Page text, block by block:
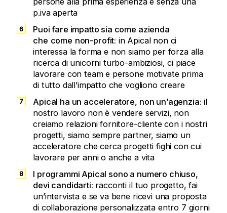
p.iva aperta
Puoi fare impatto sia come azienda
che come non-profit: in Apical non ci
interessa la forma e non siamo per forza alla
ricerca di unicorni turbo-ambiziosi, ci piace
lavorare con team e persone motivate prima
di tutto dall’impatto che vogliono creare
Apical ha un acceleratore, non un’agenzia: il
nostro lavoro non è vendere servizi, non
creiamo relazioni fornitore-cliente con i nostri
progetti, siamo sempre partner, siamo un
acceleratore che cerca progetti fighi con cui
lavorare per anni o anche a vita
I programmi Apical sono a numero chiuso,
devi candidarti: racconti il tuo progetto, fai
un’intervista e se va bene ricevi una proposta
di collaborazione personalizzata entro 7 giorni